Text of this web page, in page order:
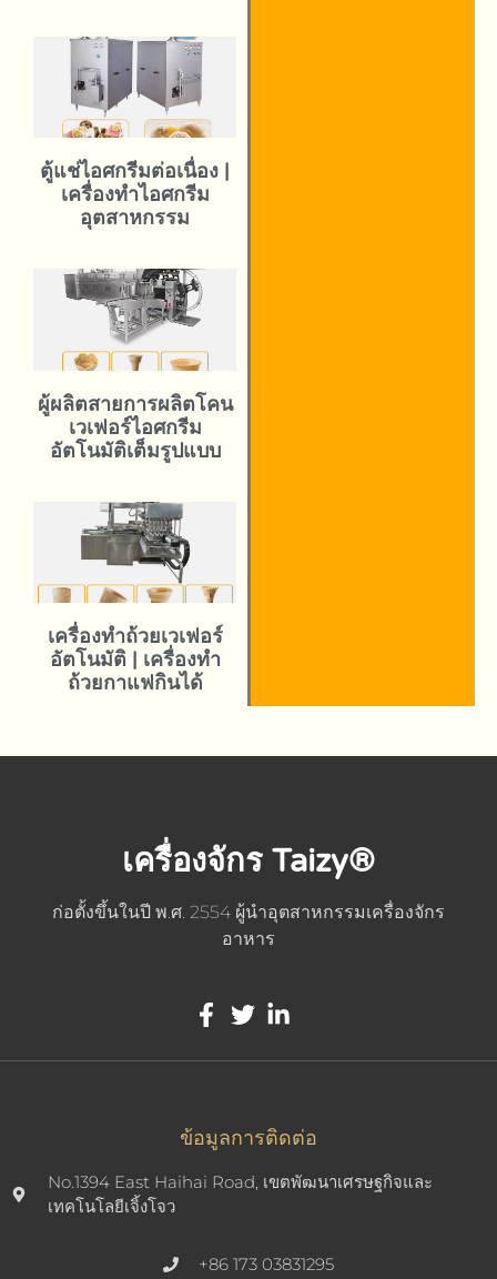
ตู้แช่ไอศกรีมต่อเนื่อง |
เครื่องทำไอศกรีม
อุตสาหกรรม
ผู้ผลิตสายการผลิตโคน
เวเฟอร์ไอศกรีม
อัตโนมัติเต็มรูปแบบ
เครื่องทำถ้วยเวเฟอร์
อัตโนมัติ | เครื่องทำ
ถ้วยกาแฟกินได้
เครื่องจักร Taizy®
ก่อตั้งขึ้นในปี พ.ศ. 2554 ผู้นำอุตสาหกรรมเครื่องจักร
อาหาร
ข้อมูลการติดต่อ
No.1394 East Haihai Road, เขตพัฒนาเศรษฐกิจและ
เทคโนโลยีเจิ้งโจว
+86 173 03831295
Whatsapp
Wechat